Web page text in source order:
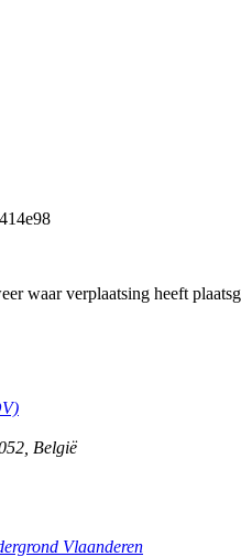
waar verplaatsing heeft
België
Vlaanderen